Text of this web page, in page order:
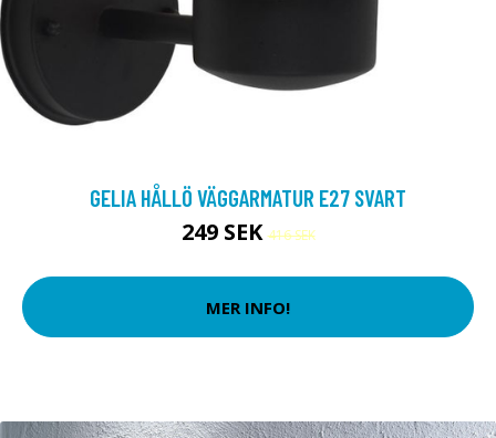
GELIA HÅLLÖ VÄGGARMATUR E27 SVART
249 SEK416 SEK
MER INFO!